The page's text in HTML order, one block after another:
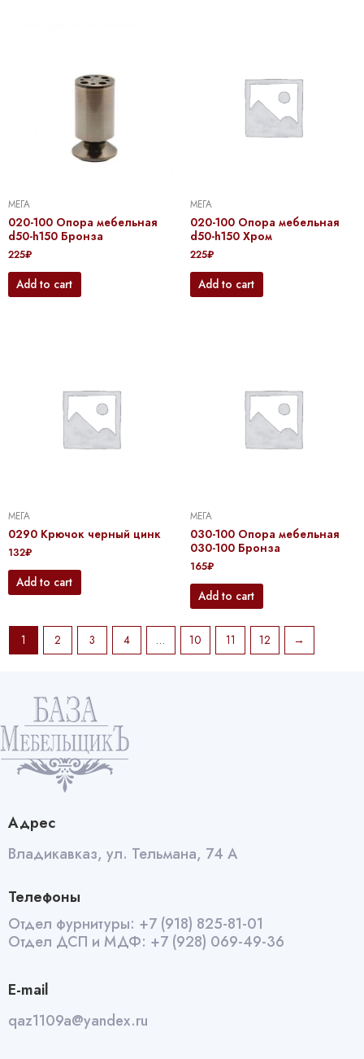
МЕГА
020-100 Опора мебельная
d50-h150 Бронза
225₽
Add to cart
МЕГА
020-100 Опора мебельная
d50-h150 Хром
225₽
Add to cart
МЕГА
0290 Крючок черный цинк
132₽
Add to cart
МЕГА
030-100 Опора мебельная
030-100 Бронза
165₽
Add to cart
1 2 3 4 … 10 11 12 →
Адрес
Владикавказ, ул. Тельмана, 74 А
Телефоны
Отдел фурнитуры: +7 (918) 825-81-01
Отдел ДСП и МДФ: +7 (928) 069-49-36
E-mail
qaz1109a@yandex.ru